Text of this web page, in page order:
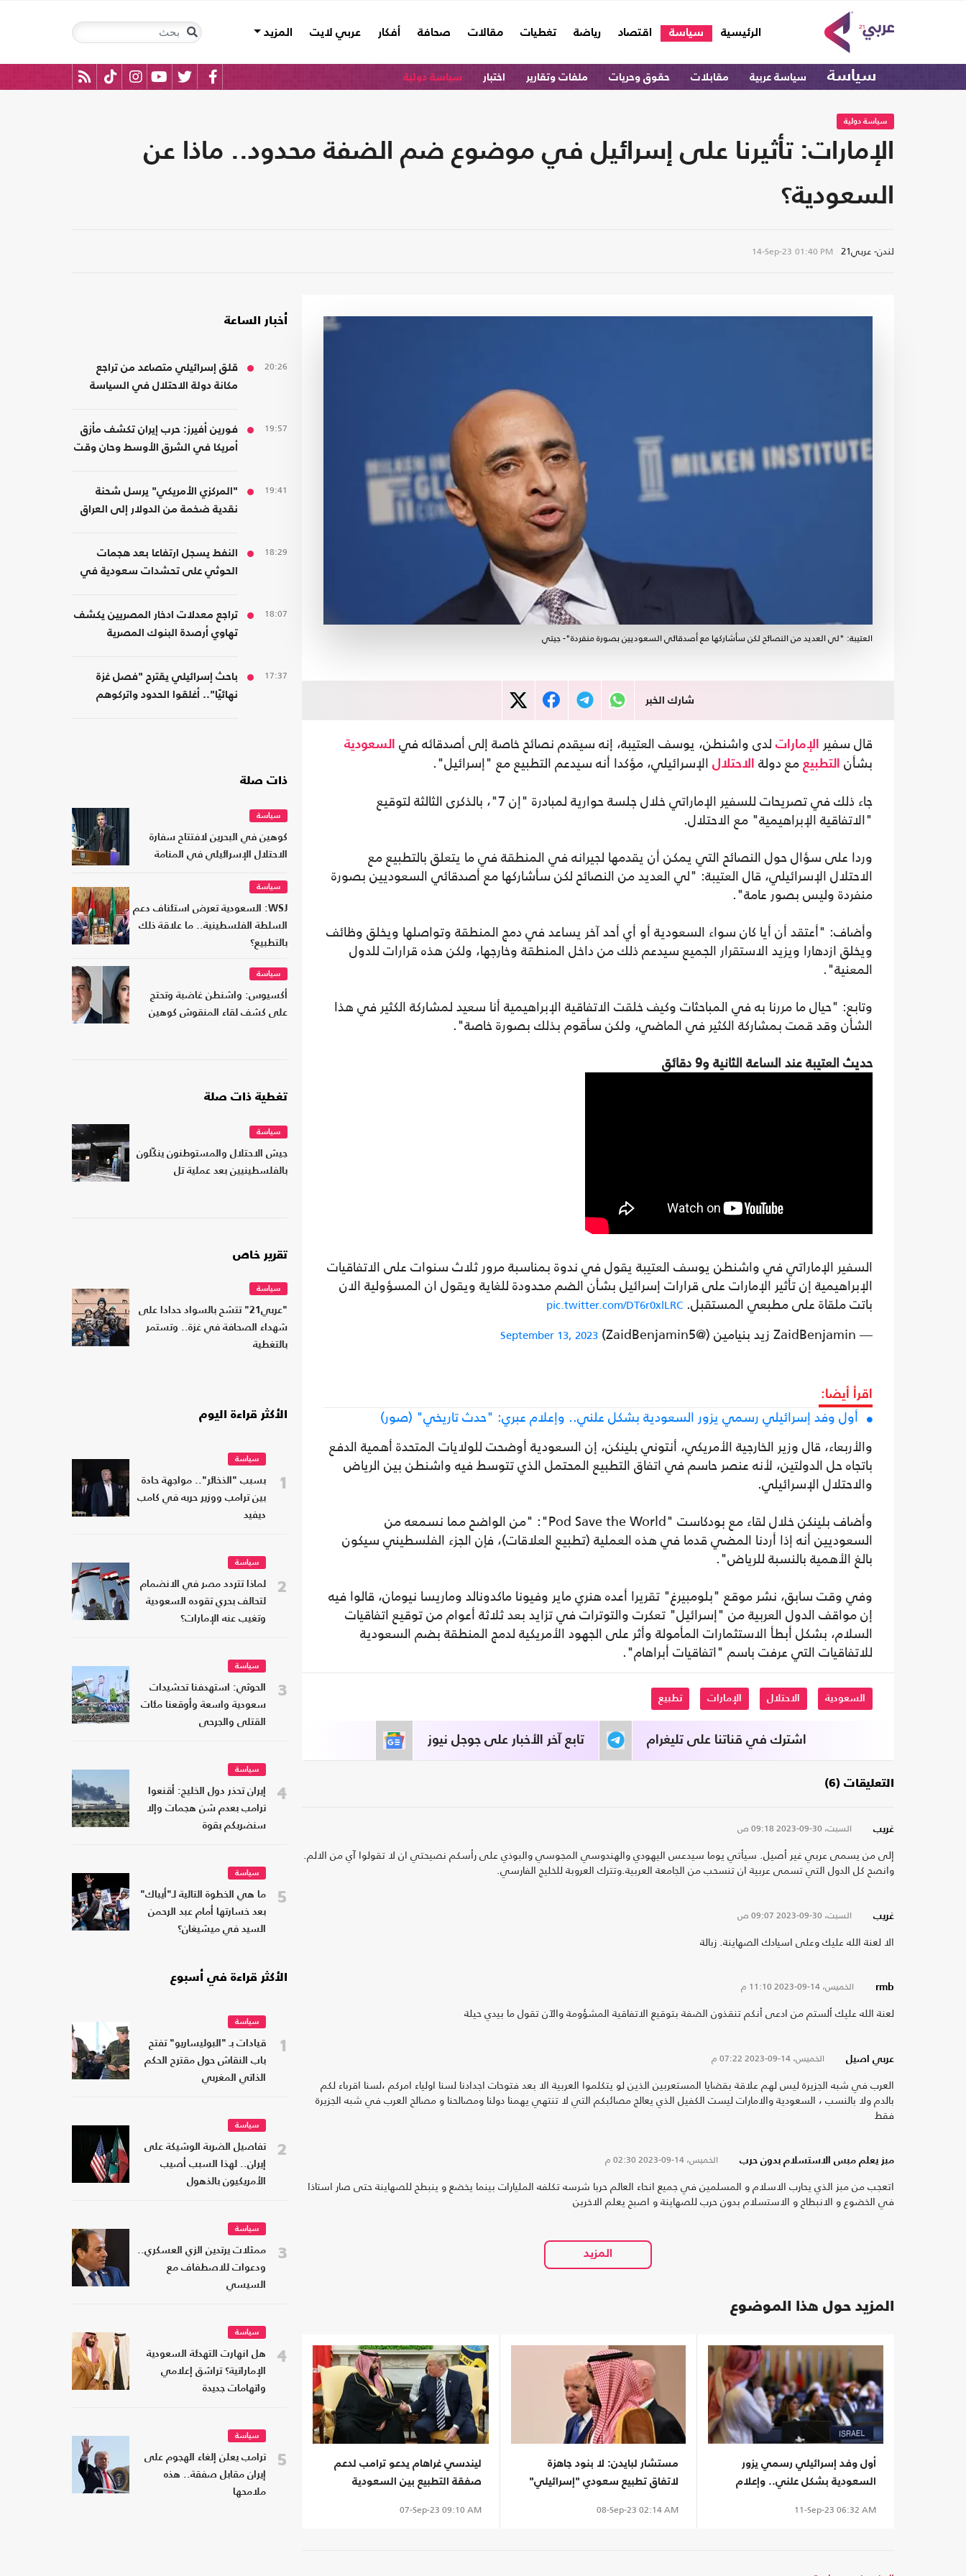
الرئيسية
(current) سياسة اقتصاد رياضة تغطيات مقالات صحافة أفكار عربي لايت المزيد
سياسة سياسة عربية مقابلات حقوق وحريات ملفات وتقارير اختبار سياسة دولية
سياسة دولية
الإمارات: تأثيرنا على إسرائيل في موضوع ضم الضفة محدود.. ماذا عن
السعودية؟
لندن- عربي21 14-Sep-23 01:40 PM
العتيبة: "لي العديد من النصائح لكن سأشاركها مع أصدقائي السعوديين بصورة منفردة"- جيتي
شارك الخبر
قال سفير الإمارات لدى واشنطن، يوسف العتيبة، إنه سيقدم نصائح خاصة إلى أصدقائه في السعودية
بشأن التطبيع مع دولة الاحتلال الإسرائيلي، مؤكدا أنه سيدعم التطبيع مع "إسرائيل".
جاء ذلك في تصريحات للسفير الإماراتي خلال جلسة حوارية لمبادرة "إن 7"، بالذكرى الثالثة لتوقيع
"الاتفاقية الإبراهيمية" مع الاحتلال.
وردا على سؤال حول النصائح التي يمكن أن يقدمها لجيرانه في المنطقة في ما يتعلق بالتطبيع مع
الاحتلال الإسرائيلي، قال العتيبة: "لي العديد من النصائح لكن سأشاركها مع أصدقائي السعوديين بصورة
منفردة وليس بصور عامة".
وأضاف: "أعتقد أن أيا كان سواء السعودية أو أي أحد آخر يساعد في دمج المنطقة وتواصلها ويخلق وظائف
ويخلق ازدهارا ويزيد الاستقرار الجميع سيدعم ذلك من داخل المنطقة وخارجها، ولكن هذه قرارات للدول
المعنية".
وتابع: "حيال ما مررنا به في المباحثات وكيف خلقت الاتفاقية الإبراهيمية أنا سعيد لمشاركة الكثير في هذا
الشأن وقد قمت بمشاركة الكثير في الماضي، ولكن سأقوم بذلك بصورة خاصة".
حديث العتيبة عند الساعة الثانية و9 دقائق
السفير الإماراتي في واشنطن يوسف العتيبة يقول في ندوة بمناسبة مرور ثلاث سنوات على الاتفاقيات
الإبراهيمية إن تأثير الإمارات على قرارات إسرائيل بشأن الضم محدودة للغاية ويقول ان المسؤولية الان
باتت ملقاة على مطبعي المستقبل. pic.twitter.com/DT6r0xlLRC
— ZaidBenjamin زيد بنيامين (@ZaidBenjamin5) September 13, 2023
اقرأ أيضا:
أول وفد إسرائيلي رسمي يزور السعودية بشكل علني.. وإعلام عبري: "حدث تاريخي" (صور)
والأربعاء، قال وزير الخارجية الأمريكي، أنتوني بلينكن، إن السعودية أوضحت للولايات المتحدة أهمية الدفع
باتجاه حل الدولتين، لأنه عنصر حاسم في اتفاق التطبيع المحتمل الذي تتوسط فيه واشنطن بين الرياض
والاحتلال الإسرائيلي.
وأضاف بلينكن خلال لقاء مع بودكاست "Pod Save the World": "من الواضح مما نسمعه من
السعوديين أنه إذا أردنا المضي قدما في هذه العملية (تطبيع العلاقات)، فإن الجزء الفلسطيني سيكون
بالغ الأهمية بالنسبة للرياض".
وفي وقت سابق، نشر موقع "بلومبيرغ" تقريرا أعده هنري ماير وفيونا ماكدونالد وماريسا نيومان، قالوا فيه
إن مواقف الدول العربية من "إسرائيل" تعكرت والتوترات في تزايد بعد ثلاثة أعوام من توقيع اتفاقيات
السلام، بشكل أبطأ الاستثمارات المأمولة وأثر على الجهود الأمريكية لدمج المنطقة بضم السعودية
للاتفاقيات التي عرفت باسم "اتفاقيات أبراهام".
السعودية الاحتلال الإمارات تطبيع
تابع آخر الأخبار على جوجل نيوز اشترك في قناتنا على تليغرام
التعليقات (6)
غريب السبت، 30-09-2023 09:18 ص
إلى من يسمى عربي غير أصيل. سيأتي يوما سيدعس اليهودي والهندوسي المجوسي والبوذي على رأسكم نصيحتي ان لا تقولوا آي من الالم.
وانصح كل الدول التي تسمى عربية ان تنسحب من الجامعة العربية.وتترك العروبة للخليج الفارسي.
غريب السبت، 30-09-2023 09:07 ص
الا لعنة الله عليك وعلى اسيادك الصهاينة. زبالة
rmb الخميس، 14-09-2023 11:10 م
لعنة الله عليك ألستم من ادعى أنكم تنقذون الضفة بتوقيع الاتفاقية المشؤومة والآن تقول ما بيدي حيلة
عربي اصيل الخميس، 14-09-2023 07:22 م
العرب في شبه الجزيرة ليس لهم علاقة بقضايا المستعربين الذين لو يتكلموا العربية الا بعد فتوحات اجدادنا لسنا اولياء امركم ،لسنا اقرباء لكم
بالدم ولا بالنسب ، السعودية والامارات ليست الكفيل الذي يعالج مصائبكم التي لا تنتهي يهمنا دولنا ومصالحنا و مصالح العرب في شبه الجزيرة
فقط
مبز يعلم مبس الاستسلام بدون حرب الخميس، 14-09-2023 02:30 م
اتعجب من مبز الذي يحارب الاسلام و المسلمين في جميع انحاء العالم حربا شرسه تكلفه المليارات بينما يخضع و ينبطح للصهاينة حتى صار استاذا
في الخضوع و الانبطاح و الاستسلام بدون حرب للصهاينة و اصبح يعلم الاخرين
المزيد حول هذا الموضوع
أول وفد إسرائيلي رسمي يزور
السعودية بشكل علني.. وإعلام
11-Sep-23 06:32 AM
مستشار لبايدن: لا بنود جاهزة
لاتفاق تطبيع سعودي "إسرائيلي"
08-Sep-23 02:14 AM
ليندسي غراهام يدعو ترامب لدعم
صفقة التطبيع بين السعودية
07-Sep-23 09:10 AM
أخبار الساعة
20:26
قلق إسرائيلي متصاعد من تراجع
مكانة دولة الاحتلال في السياسة
19:57
فورين أفيرز: حرب إيران تكشف مأزق
أمريكا في الشرق الأوسط وحان وقت
19:41
"المركزي الأمريكي" يرسل شحنة
نقدية ضخمة من الدولار إلى العراق
18:29
النفط يسجل ارتفاعا بعد هجمات
الحوثي على تحشدات سعودية في
18:07
تراجع معدلات ادخار المصريين يكشف
تهاوي أرصدة البنوك المصرية
17:37
باحث إسرائيلي يقترح "فصل غزة
نهائيًا".. أغلقوا الحدود واتركوهم
ذات صلة
سياسة
كوهين في البحرين لافتتاح سفارة
الاحتلال الإسرائيلي في المنامة
سياسة
WSJ: السعودية تعرض استئناف دعم
السلطة الفلسطينية.. ما علاقة ذلك
بالتطبيع؟
سياسة
أكسيوس: واشنطن غاضبة وتحتج
على كشف لقاء المنقوش كوهين
تغطية ذات صلة
سياسة
جيش الاحتلال والمستوطنون ينكّلون
بالفلسطينيين بعد عملية تل
تقرير خاص
سياسة
"عربي21" تتشح بالسواد حدادا على
شهداء الصحافة في غزة.. وتستمر
بالتغطية
الأكثر قراءة اليوم
1
سياسة
بسبب "الذخائر".. مواجهة حادة
بين ترامب ووزير حربه في كامب
ديفيد
2
سياسة
لماذا تتردد مصر في الانضمام
لتحالف بحري تقوده السعودية
وتغيب عنه الإمارات؟
3
سياسة
الحوثي: استهدفنا تحشيدات
سعودية واسعة وأوقعنا مئات
القتلى والجرحى
4
سياسة
إيران تحذر دول الخليج: أقنعوا
ترامب بعدم شن هجمات وإلا
سنضربكم بقوة
5
سياسة
ما هي الخطوة التالية لـ"أيباك"
بعد خسارتها أمام عبد الرحمن
السيد في ميشيغان؟
الأكثر قراءة في أسبوع
1
سياسة
قيادات بـ "البوليساريو" تفتح
باب النقاش حول مقترح الحكم
الذاتي المغربي
2
سياسة
تفاصيل الضربة الوشيكة على
إيران.. لهذا السبب أصيب
الأمريكيون بالذهول
3
سياسة
ممثلات يرتدين الزي العسكري..
ودعوات للاصطفاف مع
السيسي
4
سياسة
هل انهارت التهدئة السعودية
الإماراتية؟ تراشق إعلامي
واتهامات جديدة
5
سياسة
ترامب يعلن إلغاء الهجوم على
إيران مقابل صفقة.. هذه
ملامحها